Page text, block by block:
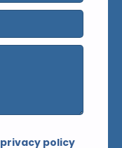
privacy policy